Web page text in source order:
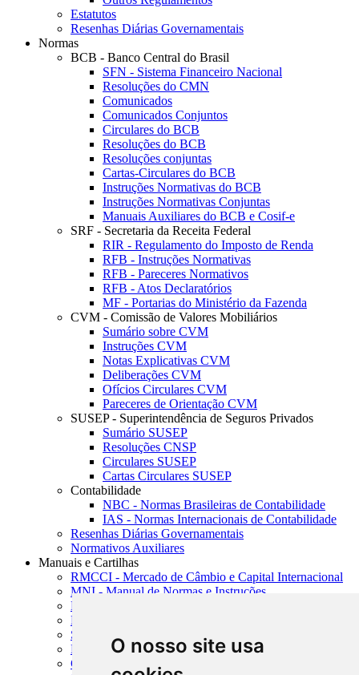
O nosso site usa
Estatutos
Resenhas Diárias Governamentais
Normas
BCB - Banco Central do Brasil
SFN - Sistema Financeiro Nacional
Resoluções do CMN
Comunicados
Comunicados Conjuntos
Circulares do BCB
Resoluções do BCB
Resoluções conjuntas
Cartas-Circulares do BCB
Instruções Normativas do BCB
Instruções Normativas Conjuntas
Manuais Auxiliares do BCB e Cosif-e
SRF - Secretaria da Receita Federal
RIR - Regulamento do Imposto de Renda
RFB - Instruções Normativas
RFB - Pareceres Normativos
RFB - Atos Declaratórios
MF - Portarias do Ministério da Fazenda
CVM - Comissão de Valores Mobiliários
Sumário sobre CVM
Instruções CVM
Notas Explicativas CVM
Deliberações CVM
Ofícios Circulares CVM
Pareceres de Orientação CVM
SUSEP - Superintendência de Seguros Privados
Sumário SUSEP
Resoluções CNSP
Circulares SUSEP
Cartas Circulares SUSEP
Contabilidade
NBC - Normas Brasileiras de Contabilidade
IAS - Normas Internacionais de Contabilidade
Resenhas Diárias Governamentais
Normativos Auxiliares
Manuais e Cartilhas
RMCCI - Mercado de Câmbio e Capital Internacional
MNI - Manual de Normas e Instruções
MTVM - Manual de Títulos e Valores Mobiliários
MCR - Manual de Crédito Rural
SISORF - Manual de Organização do SFN
MASUP - Manual de Supervisão Bancária
CADOC - Catálogo de Documentos